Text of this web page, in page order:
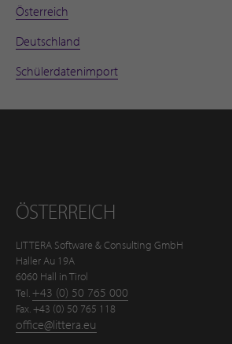
Österreich
Deutschland
Schülerdatenimport
ÖSTERREICH
LITTERA Software & Consulting GmbH
Haller Au 19A
6060 Hall in Tirol
Tel.+43 (0) 50 765 000
Fax. +43 (0) 50 765 118
office@littera.eu